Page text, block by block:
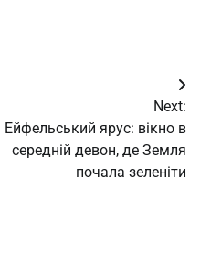
Next:
Ейфельський ярус: вікно в
середній девон, де Земля
почала зеленіти